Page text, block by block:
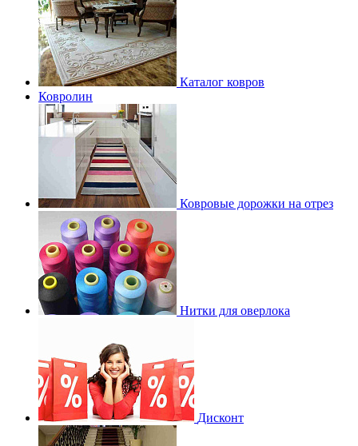
Каталог ковров
Ковролин
Ковровые дорожки на отрез
Нитки для оверлока
Дисконт